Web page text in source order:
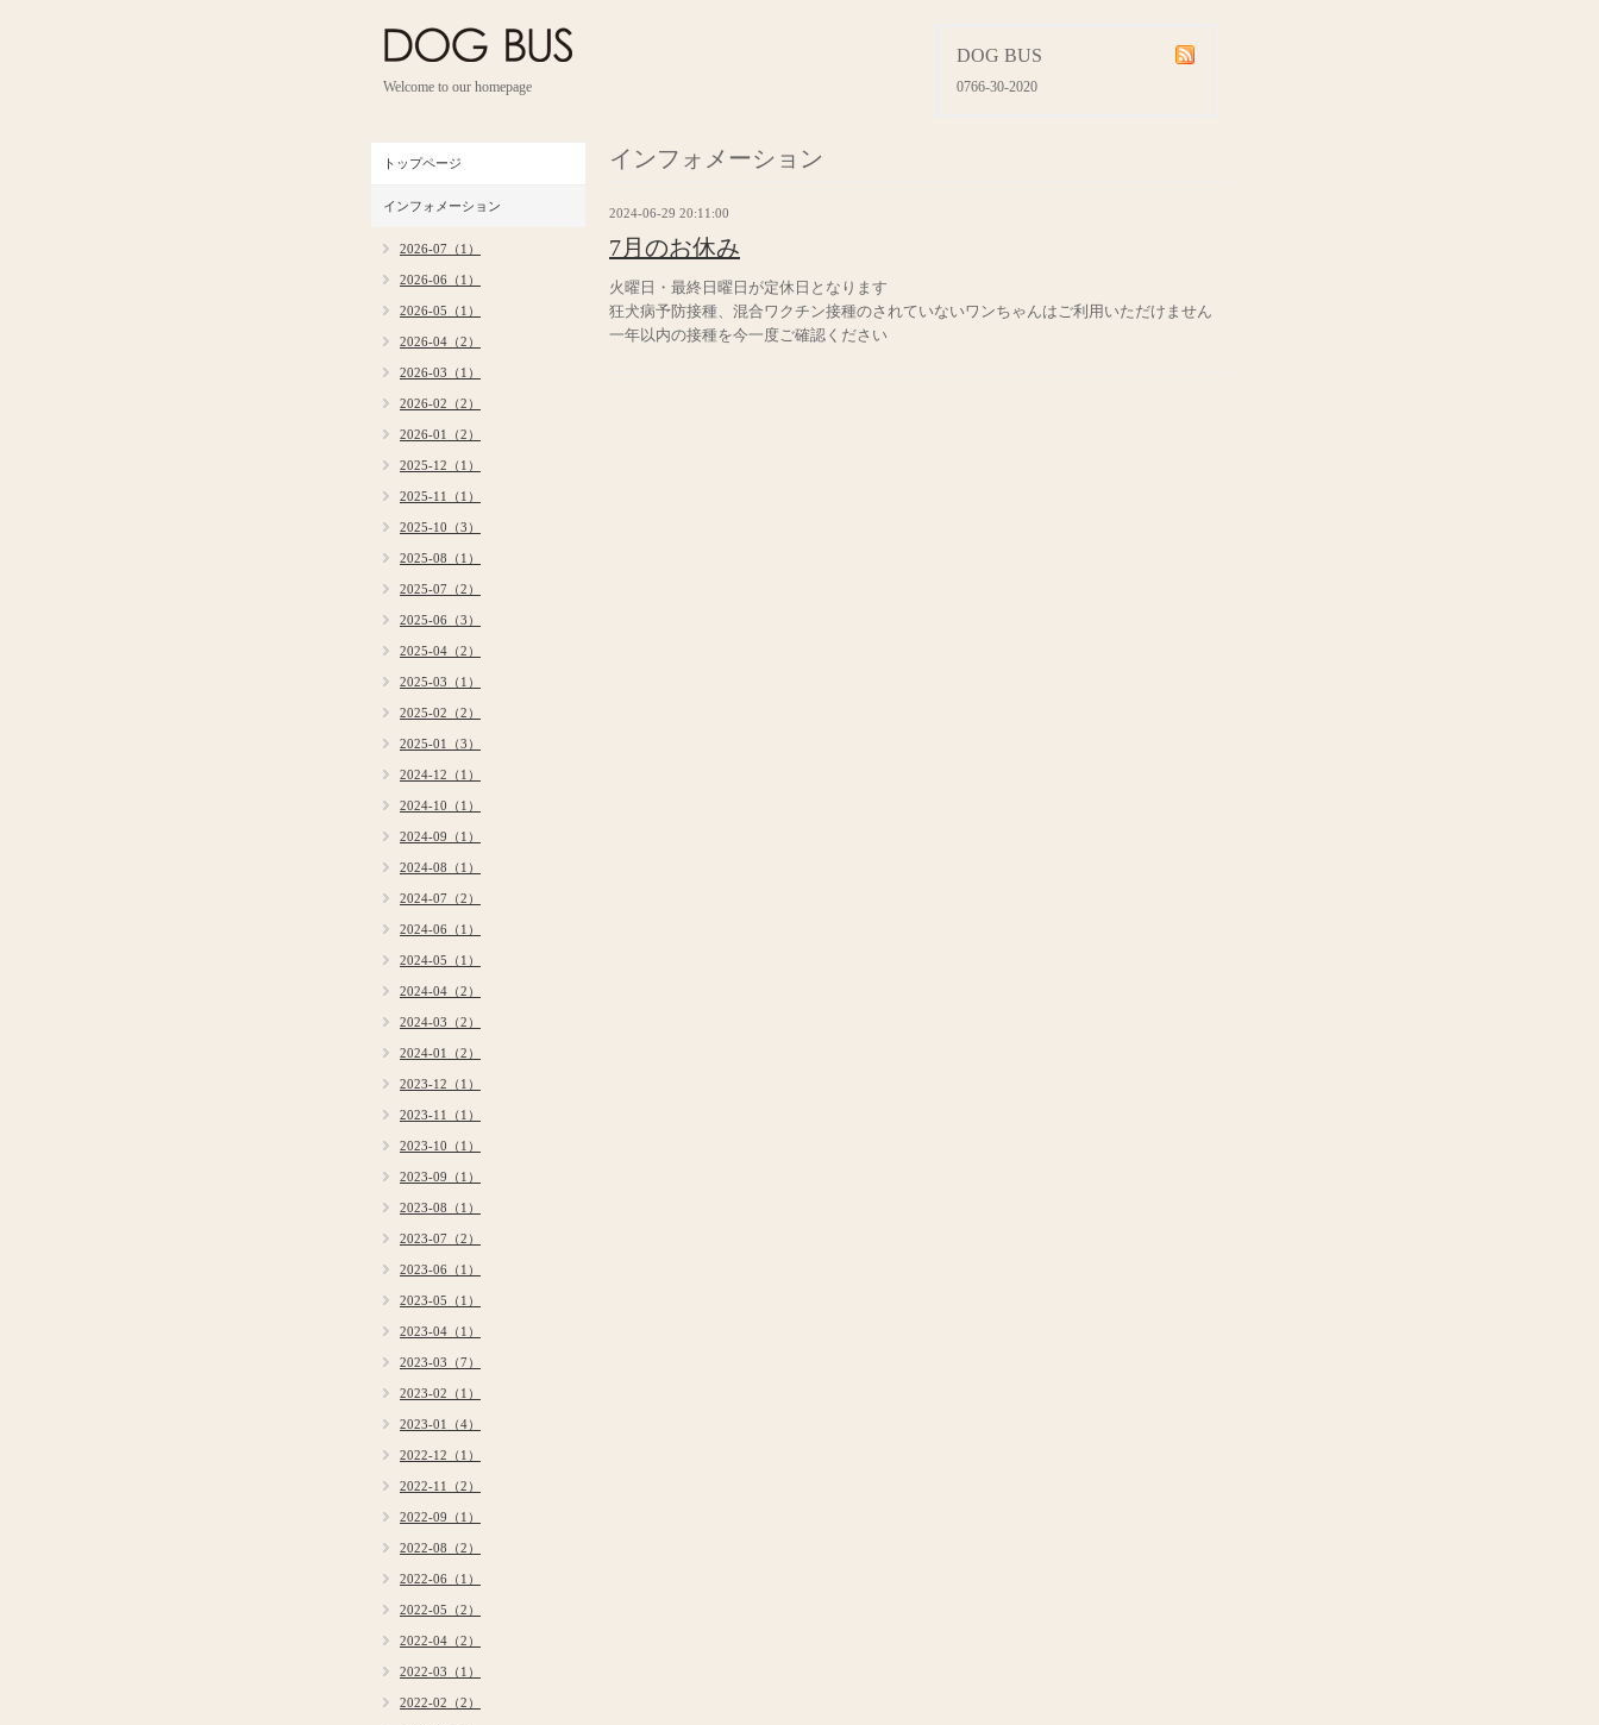
DOG BUS
0766-30-2020
Welcome to our homepage
インフォメーション
2024-06-29 20:11:00
7月のお休み
火曜日・最終日曜日が定休日となります
狂犬病予防接種、混合ワクチン接種のされていないワンちゃんはご利用いただけません
一年以内の接種を今一度ご確認ください
トップページ
インフォメーション
2026-07（1）
2026-06（1）
2026-05（1）
2026-04（2）
2026-03（1）
2026-02（2）
2026-01（2）
2025-12（1）
2025-11（1）
2025-10（3）
2025-08（1）
2025-07（2）
2025-06（3）
2025-04（2）
2025-03（1）
2025-02（2）
2025-01（3）
2024-12（1）
2024-10（1）
2024-09（1）
2024-08（1）
2024-07（2）
2024-06（1）
2024-05（1）
2024-04（2）
2024-03（2）
2024-01（2）
2023-12（1）
2023-11（1）
2023-10（1）
2023-09（1）
2023-08（1）
2023-07（2）
2023-06（1）
2023-05（1）
2023-04（1）
2023-03（7）
2023-02（1）
2023-01（4）
2022-12（1）
2022-11（2）
2022-09（1）
2022-08（2）
2022-06（1）
2022-05（2）
2022-04（2）
2022-03（1）
2022-02（2）